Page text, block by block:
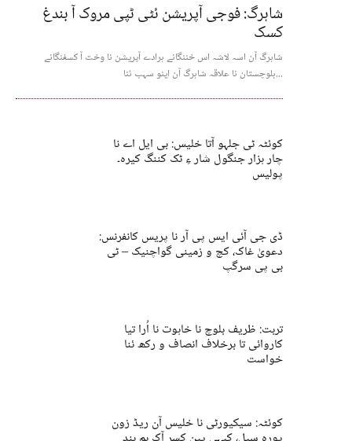
شاہرگ: فوجی آپریشن ئٹی ٹپی مروک آ بندغ
کسک
شاہرگ آن اسہ لاشہ اس خننگانے ہرادے آپریشن نا وخت آ کسفنگانے
بلوچستان نا علاقہ شاہرگ آن اینو سہب ئنا...
کوئٹہ ٹی جلہو آتا خلیس: بی ایل اے نا
چار ہزار جنگول شار ءِ ٹک کننگ کیرہ۔
پولیس
ڈی جی آئی ایس پی آر نا پریس کانفرنس:
دعویٰ غاک، کچ و زمینی گواچنیک – ٹی
بی پی سرگپ
تربت: ظریف بلوچ نا خاہوت نا اُرا تیا
کاروائی تا برخلاف انصاف و رکھ ئنا
خواست
کوئٹہ: سیکیورٹی نا خلیس آن ریڈ زون